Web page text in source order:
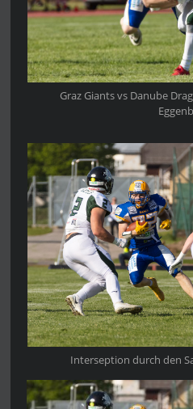
Graz Giants vs Danube
Interseption durch den